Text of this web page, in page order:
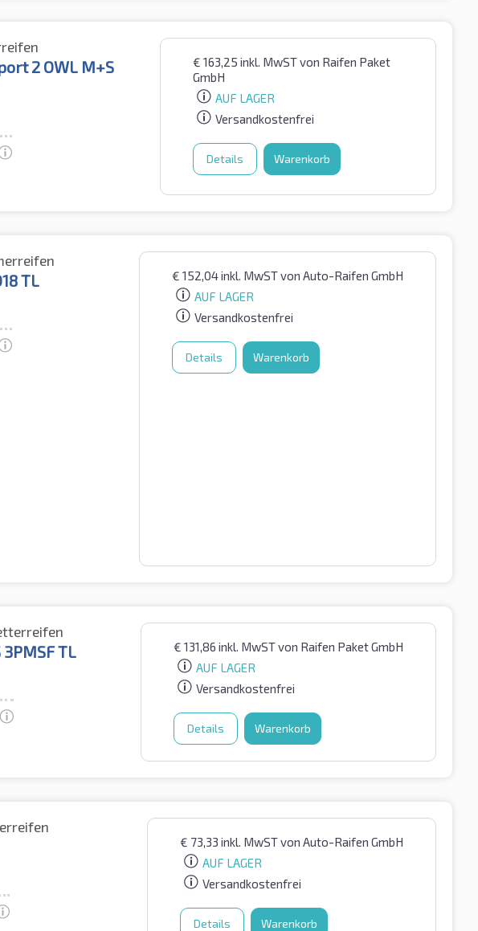
2 OWL M+S
€ 163,25 inkl. MwSTvon Raifen Paket
GmbH
AUF LAGER
Versandkostenfrei
Details Warenkorb
TL
€ 152,04inkl. MwSTvon Auto-Raifen GmbH
AUF LAGER
Versandkostenfrei
Details Warenkorb
TL
€ 131,86 inkl. MwSTvon Raifen Paket GmbH
AUF LAGER
Versandkostenfrei
Details Warenkorb
€ 73,33 inkl. MwSTvon Auto-Raifen GmbH
AUF LAGER
Versandkostenfrei
Details Warenkorb